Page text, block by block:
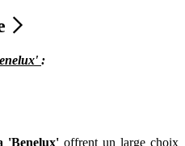
:
'Benelux' offrent un large choix